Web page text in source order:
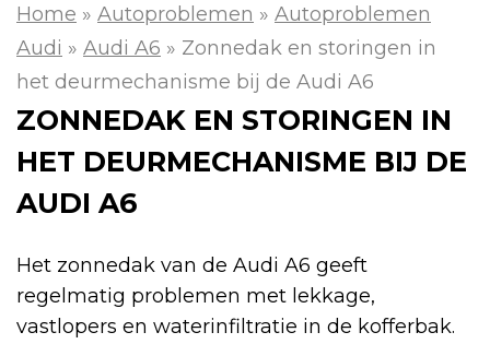
Home » Autoproblemen » Autoproblemen
Audi » Audi A6 » Zonnedak en storingen in
het deurmechanisme bij de Audi A6
ZONNEDAK EN STORINGEN IN
HET DEURMECHANISME BIJ DE
AUDI A6
Het zonnedak van de Audi A6 geeft
regelmatig problemen met lekkage,
vastlopers en waterinfiltratie in de kofferbak.